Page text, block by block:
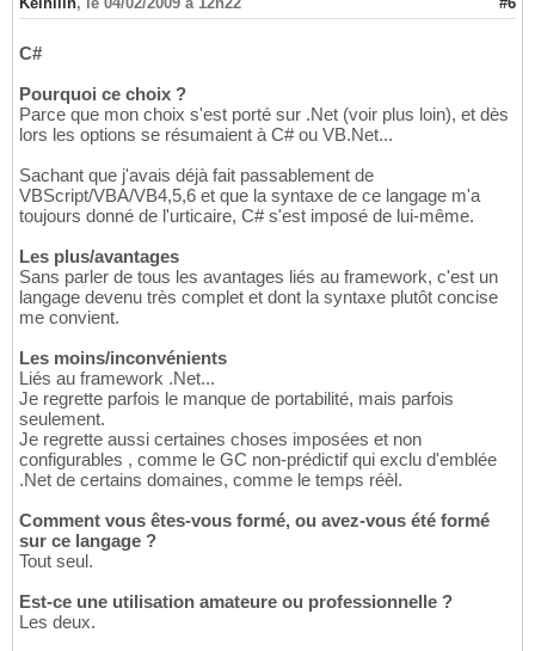
C#
Pourquoi ce choix ?
Parce que mon choix s'est porté sur .Net (voir plus loin), et dès
lors les options se résumaient à C# ou VB.Net...
Sachant que j'avais déjà fait passablement de
VBScript/VBA/VB4,5,6 et que la syntaxe de ce langage m'a
toujours donné de l'urticaire, C# s'est imposé de lui-même.
Les plus/avantages
Sans parler de tous les avantages liés au framework, c'est un
langage devenu très complet et dont la syntaxe plutôt concise
me convient.
Les moins/inconvénients
Liés au framework .Net...
Je regrette parfois le manque de portabilité, mais parfois
seulement.
Je regrette aussi certaines choses imposées et non
configurables , comme le GC non-prédictif qui exclu d'emblée
.Net de certains domaines, comme le temps réèl.
Comment vous êtes-vous formé, ou avez-vous été formé
sur ce langage ?
Tout seul.
Est-ce une utilisation amateure ou professionnelle ?
Les deux.